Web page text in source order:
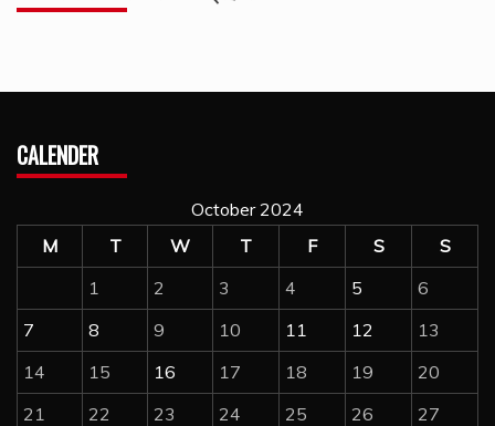
CALENDER
October 2024
M
T W T F S
S
1
2 3 4 5
6
7
8 9 10 11 12
13
14
15 16 17 18 19
20
21
22 23 24 25 26
27